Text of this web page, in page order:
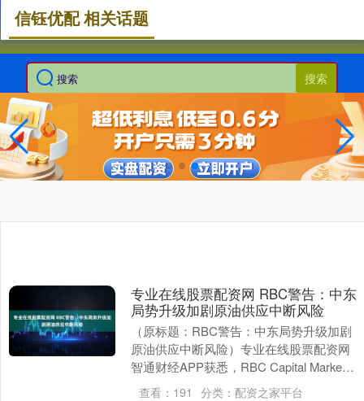
搜索
信钰优配 相关话题
专业在线股票配资网 RBC警告：中东
局势升级加剧原油供应中断风险
（原标题：RBC警告：中东局势升级加剧
原油供应中断风险）专业在线股票配资网
智通财经APP获悉，RBC Capital Markets
表示，随着以色列与伊朗之间....
查看： 191 分类： 配资之家平台